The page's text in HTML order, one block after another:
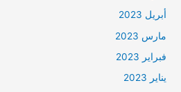
أبريل 2023
مارس 2023
فبراير 2023
يناير 2023